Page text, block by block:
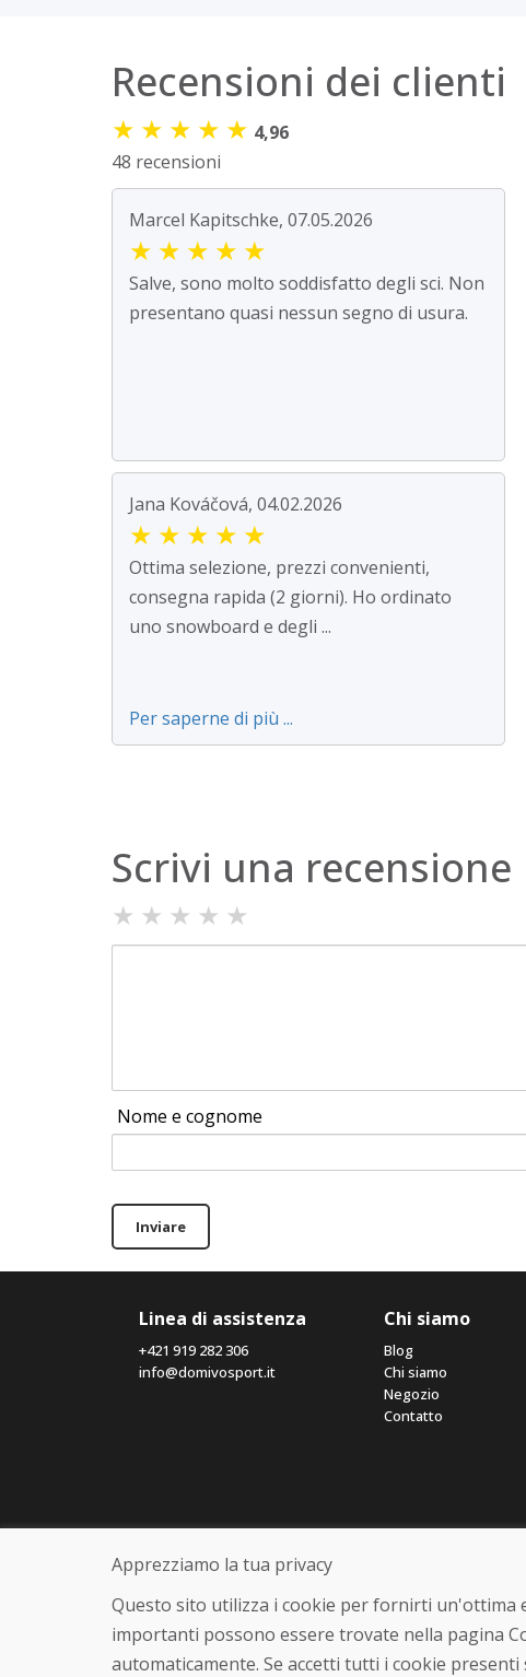
Recensioni dei clienti
★ ★ ★ ★ ★ 4,96
48 recensioni
Marcel Kapitschke, 07.05.2026
★ ★ ★ ★ ★
Salve, sono molto soddisfatto degli sci. Non
presentano quasi nessun segno di usura.
Jana Kováčová, 04.02.2026
★ ★ ★ ★ ★
Ottima selezione, prezzi convenienti,
consegna rapida (2 giorni). Ho ordinato
uno snowboard e degli ...
Per saperne di più ...
Scrivi una recensione
★ ★ ★ ★ ★
Nome e cognome
Inviare
Linea di assistenza
+421 919 282 306
info@domivosport.it
Chi siamo
Blog
Chi siamo
Negozio
Contatto
Apprezziamo la tua privacy
Questo sito utilizza i cookie per fornirti un'ottima
importanti possono essere trovate nella pagina
automaticamente. Se accetti tutti i cookie